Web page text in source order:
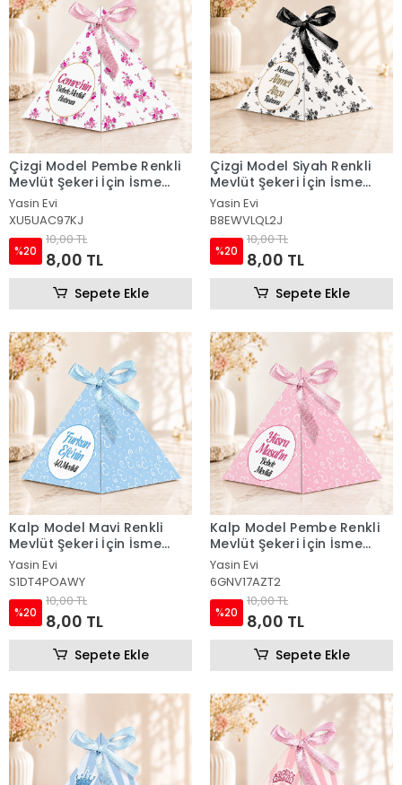
Çizgi Model Pembe Renkli
Mevlüt Şekeri İçin İsme
Özel Piramit Külah
Yasin Evi
XU5UAC97KJ
%20
10,00 TL
8,00 TL
Sepete Ekle
Çizgi Model Siyah Renkli
Mevlüt Şekeri İçin İsme
Özel Piramit Külah
Yasin Evi
B8EWVLQL2J
%20
10,00 TL
8,00 TL
Sepete Ekle
Kalp Model Mavi Renkli
Mevlüt Şekeri İçin İsme
Özel Piramit Külah
Yasin Evi
S1DT4POAWY
%20
10,00 TL
8,00 TL
Sepete Ekle
Kalp Model Pembe Renkli
Mevlüt Şekeri İçin İsme
Özel Piramit Külah
Yasin Evi
6GNV17AZT2
%20
10,00 TL
8,00 TL
Sepete Ekle